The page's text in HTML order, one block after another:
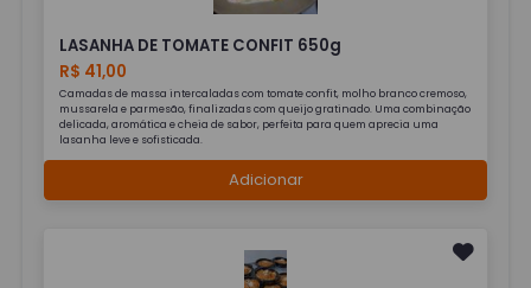
LASANHA DE TOMATE CONFIT 650g
R$ 41,00
Camadas de massa intercaladas com tomate confit, molho branco cremoso,
mussarela e parmesão, finalizadas com queijo gratinado. Uma combinação
delicada, aromática e cheia de sabor, perfeita para quem aprecia uma
lasanha leve e sofisticada.
Adicionar